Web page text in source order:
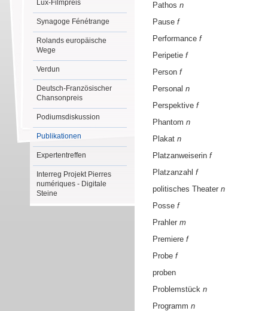
Lux-Filmpreis
Synagoge Fénétrange
Rolands europäische
Wege
Verdun
Deutsch-Französischer
Chansonpreis
Podiumsdiskussion
Publikationen
Expertentreffen
Interreg Projekt Pierres
numériques - Digitale
Steine
Pathos n
Pause f
Performance f
Peripetie f
Person f
Personal n
Perspektive f
Phantom n
Plakat n
Platzanweiserin f
Platzanzahl f
politisches Theater n
Posse f
Prahler m
Premiere f
Probe f
proben
Problemstück n
Programm n